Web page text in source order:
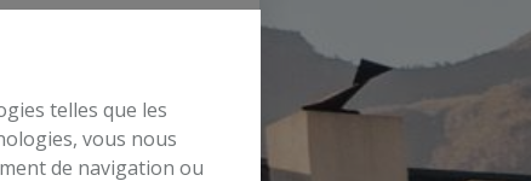
telles que les
vous nous
de navigation ou